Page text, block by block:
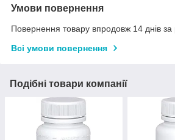
Умови повернення
Повернення товару впродовж 14 днів за
Всі умови повернення
Подібні товари компанії